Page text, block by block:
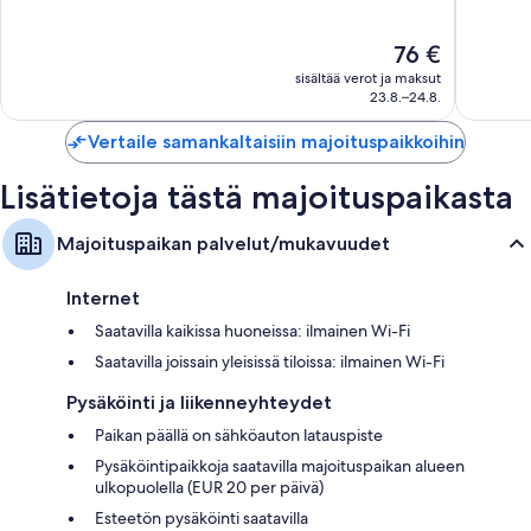
47-tuumainen taulutelevisio, josta löytyy satelliittikanavat
Leivänpaahtimet, vedenkeittimet ja lämmitys
Hinta
on
76 €
76 €
sisältää verot ja maksut
23.8.–24.8.
Vertaile samankaltaisiin majoituspaikkoihin
Lisätietoja tästä majoituspaikasta
Majoituspaikan palvelut/mukavuudet
Internet
Saatavilla kaikissa huoneissa: ilmainen Wi-Fi
Saatavilla joissain yleisissä tiloissa: ilmainen Wi-Fi
Pysäköinti ja liikenneyhteydet
Paikan päällä on sähköauton latauspiste
Pysäköintipaikkoja saatavilla majoituspaikan alueen
ulkopuolella (EUR 20 per päivä)
Esteetön pysäköinti saatavilla